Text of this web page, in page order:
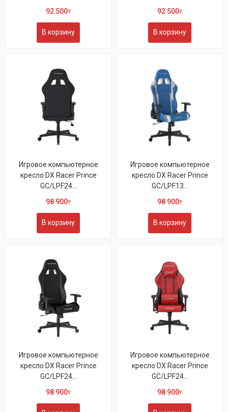
92 500₸
В корзину
92 500₸
В корзину
Игровое компьютерное
кресло DX Racer Prince
GC/LPF24...
98 900₸
В корзину
Игровое компьютерное
кресло DX Racer Prince
GC/LPF13...
98 900₸
В корзину
Игровое компьютерное
кресло DX Racer Prince
GC/LPF24...
98 900₸
Игровое компьютерное
кресло DX Racer Prince
GC/LPF24...
98 900₸